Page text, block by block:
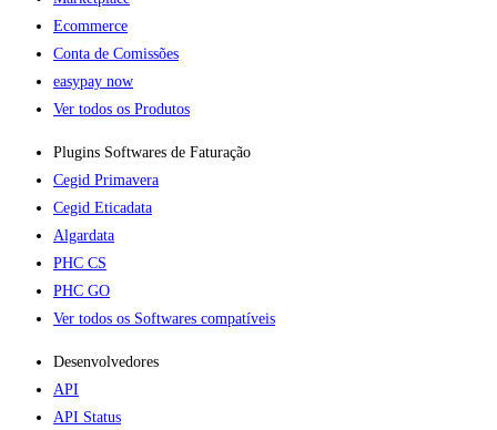
Ecommerce
Conta de Comissões
easypay now
Ver todos os Produtos
Plugins Softwares de Faturação​
Cegid Primavera
Cegid Eticadata
Algardata
PHC CS
PHC GO
Ver todos os Softwares compatíveis
Desenvolvedores
API
API Status